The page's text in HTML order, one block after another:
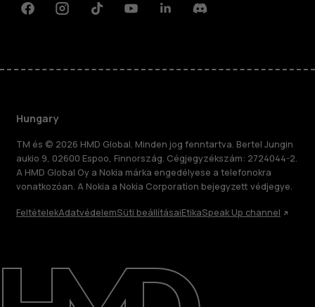
Rólunk
Javítás, újrafelhasználás, újrahasznosítás
FacebookInstagramTiktokYoutubeLinkedinDiscord
Hungary
TM és © 2026 HMD Global. Minden jog fenntartva. Bertel Jungin
aukio 9, 02600 Espoo, Finnország. Cégjegyzékszám: 2724044-2.
A HMD Global Oy a Nokia márka engedélyese a telefonokra
vonatkozóan. A Nokia a Nokia Corporation bejegyzett védjegye.
FeltételekAdatvédelemSüti beállításaiEtikaSpeak Up channel